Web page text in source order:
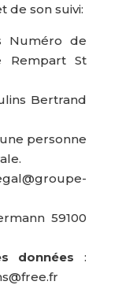
de son suivi:
Numéro de
Rempart St
Bertrand
personne
59100
données :